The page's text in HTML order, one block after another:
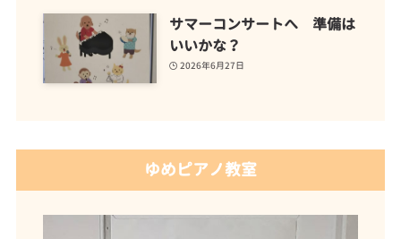
サマーコンサートへ 準備は
いいかな？
2026年6月27日
ゆめピアノ教室